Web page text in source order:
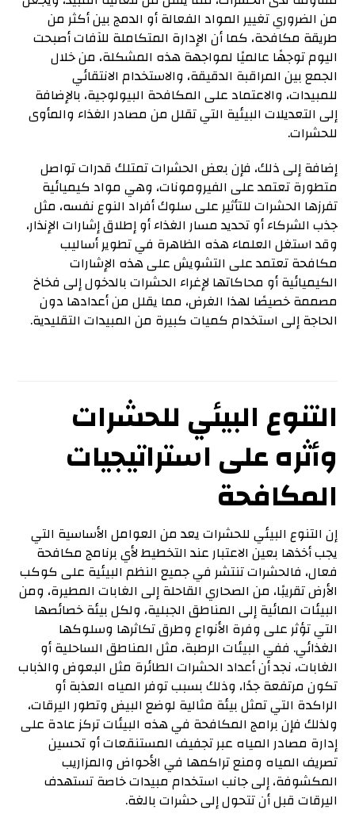
من الضروري تغيير المواد الفعالة أو الدمج بين أكثر من
طريقة مكافحة، كما أن الإدارة المتكاملة للآفات أصبحت
اليوم توجهًا عالميًا لمواجهة هذه المشكلة، من خلال
الجمع بين المراقبة الدقيقة، والاستخدام الانتقائي
للمبيدات، والاعتماد على المكافحة البيولوجية، بالإضافة
إلى التعديلات البيئية التي تقلل من مصادر الغذاء والمأوى
للحشرات.
إضافة إلى ذلك، فإن بعض الحشرات تمتلك قدرات تواصل
متطورة تعتمد على الفيرومونات، وهي مواد كيميائية
تفرزها الحشرات للتأثير على سلوك أفراد النوع نفسه، مثل
جذب الشركاء أو تحديد مسار الغذاء أو إطلاق إشارات الإنذار،
وقد استغل العلماء هذه الظاهرة في تطوير أساليب
مكافحة تعتمد على التشويش على هذه الإشارات
الكيميائية أو محاكاتها لإغراء الحشرات بالدخول إلى فخاخ
مصممة خصيصًا لهذا الغرض، مما يقلل من أعدادها دون
الحاجة إلى استخدام كميات كبيرة من المبيدات التقليدية.
التنوع البيئي للحشرات
وأثره على استراتيجيات
المكافحة
إن التنوع البيئي للحشرات يعد من العوامل الأساسية التي
يجب أخذها بعين الاعتبار عند التخطيط لأي برنامج مكافحة
فعال، فالحشرات تنتشر في جميع النظم البيئية على كوكب
الأرض تقريبًا، من الصحاري القاحلة إلى الغابات المطيرة، ومن
البيئات المائية إلى المناطق الجبلية، ولكل بيئة خصائصها
التي تؤثر على وفرة الأنواع وطرق تكاثرها وسلوكها
الغذائي. ففي البيئات الرطبة، مثل المناطق الساحلية أو
الغابات، نجد أن أعداد الحشرات الطائرة مثل البعوض والذباب
تكون مرتفعة جدًا، وذلك بسبب توفر المياه العذبة أو
الراكدة التي تمثل بيئة مثالية لوضع البيض وتطور اليرقات،
ولذلك فإن برامج المكافحة في هذه البيئات تركز عادة على
إدارة مصادر المياه عبر تجفيف المستنقعات أو تحسين
تصريف المياه ومنع تراكمها في الأحواض والمزاريب
المكشوفة، إلى جانب استخدام مبيدات خاصة تستهدف
اليرقات قبل أن تتحول إلى حشرات بالغة.